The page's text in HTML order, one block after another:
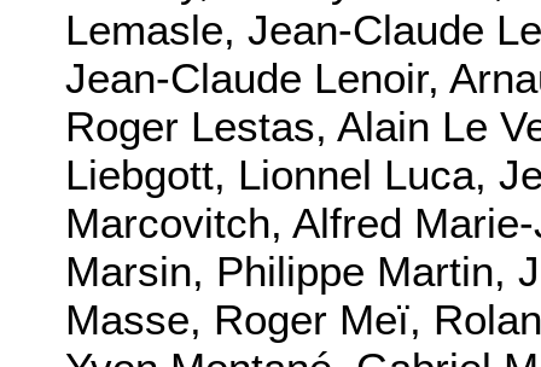
Lemasle, Jean-Claude
Jean-Claude Lenoir,
Roger Lestas, Alain Le
Liebgott, Lionnel Luca,
Marcovitch, Alfred
Marsin, Philippe Martin,
Masse, Roger Meï,